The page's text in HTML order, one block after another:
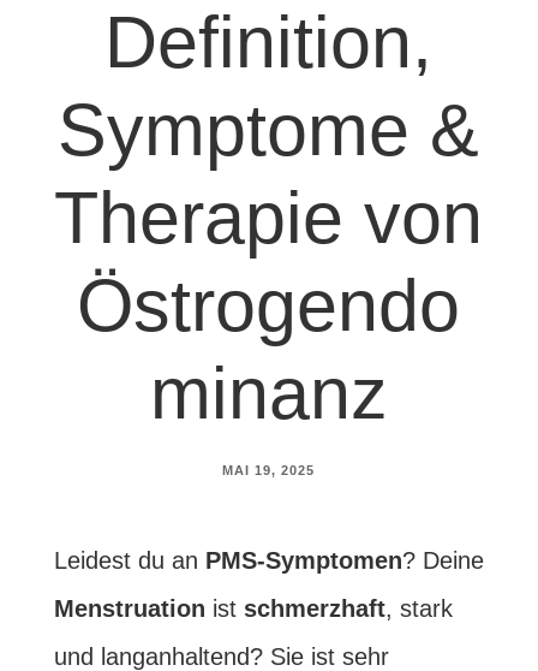
Definition,
Symptome &
Therapie von
Östrogendo
minanz
MAI 19, 2025
Leidest du an PMS-Symptomen? Deine
Menstruation ist schmerzhaft, stark
und langanhaltend? Sie ist sehr